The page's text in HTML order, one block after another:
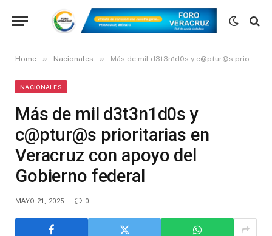
Home » Nacionales » Más de mil d3t3n1d0s y c@ptur@s prioritarias en Veracruz con apoyo del Gobierno federal
NACIONALES
Más de mil d3t3n1d0s y
c@ptur@s prioritarias en
Veracruz con apoyo del
Gobierno federal
MAYO 21, 2025 0